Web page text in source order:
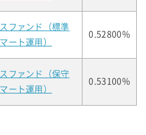
ファンド（標準
ート運用）
0.52800%
ファンド（保守
ート運用）
0.53100%